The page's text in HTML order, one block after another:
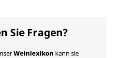
Sie Fragen?
Weinlexikon kann sie